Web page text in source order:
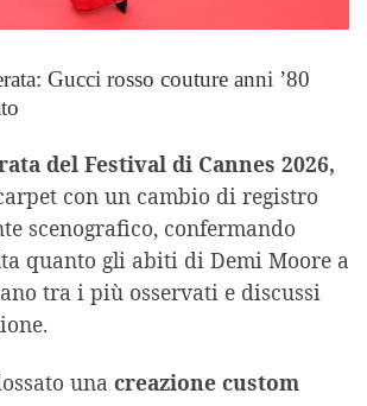
Gucci rosso couture anni ’80
del Festival di Cannes 2026,
con un cambio di registro
scenografico, confermando
quanto gli abiti di Demi Moore a
tra i più osservati e discussi
una creazione custom